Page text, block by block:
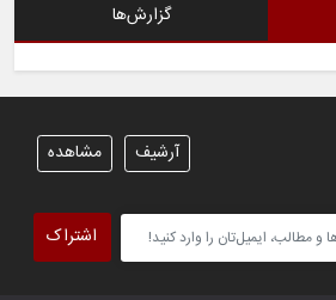
پیروزی قاطع در برابر تاجیکستان محکم
برداشت
گزارش‌ها
مشاهده آرشیف
اشتراک